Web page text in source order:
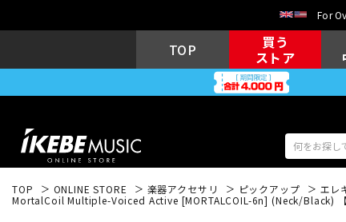
For
TOP
買う
ストア
TOP ONLINE STORE 楽器アクセサリ ピックアップ エレ
MortalCoil Multiple-Voiced Active [MORTALCOIL-6n] (Neck/Black) 【